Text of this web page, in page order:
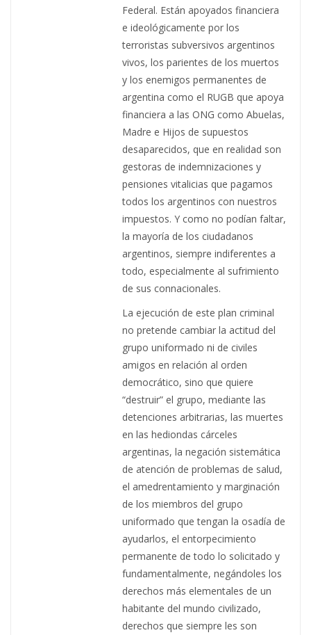
Federal. Están apoyados financiera
e ideológicamente por los
terroristas subversivos argentinos
vivos, los parientes de los muertos
y los enemigos permanentes de
argentina como el RUGB que apoya
financiera a las ONG como Abuelas,
Madre e Hijos de supuestos
desaparecidos, que en realidad son
gestoras de indemnizaciones y
pensiones vitalicias que pagamos
todos los argentinos con nuestros
impuestos. Y como no podían faltar,
la mayoría de los ciudadanos
argentinos, siempre indiferentes a
todo, especialmente al sufrimiento
de sus connacionales.
La ejecución de este plan criminal
no pretende cambiar la actitud del
grupo uniformado ni de civiles
amigos en relación al orden
democrático, sino que quiere
“destruir” el grupo, mediante las
detenciones arbitrarias, las muertes
en las hediondas cárceles
argentinas, la negación sistemática
de atención de problemas de salud,
el amedrentamiento y marginación
de los miembros del grupo
uniformado que tengan la osadía de
ayudarlos, el entorpecimiento
permanente de todo lo solicitado y
fundamentalmente, negándoles los
derechos más elementales de un
habitante del mundo civilizado,
derechos que siempre les son